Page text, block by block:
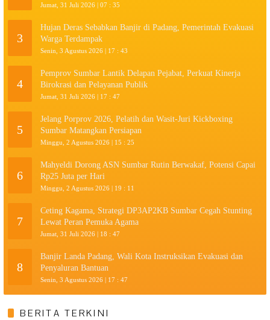
Jumat, 31 Juli 2026 | 07 : 35
3
Hujan Deras Sebabkan Banjir di Padang, Pemerintah Evakuasi
Warga Terdampak
Senin, 3 Agustus 2026 | 17 : 43
4
Pemprov Sumbar Lantik Delapan Pejabat, Perkuat Kinerja
Birokrasi dan Pelayanan Publik
Jumat, 31 Juli 2026 | 17 : 47
5
Jelang Porprov 2026, Pelatih dan Wasit-Juri Kickboxing
Sumbar Matangkan Persiapan
Minggu, 2 Agustus 2026 | 15 : 25
6
Mahyeldi Dorong ASN Sumbar Rutin Berwakaf, Potensi Capai
Rp25 Juta per Hari
Minggu, 2 Agustus 2026 | 19 : 11
7
Ceting Kagama, Strategi DP3AP2KB Sumbar Cegah Stunting
Lewat Peran Pemuka Agama
Jumat, 31 Juli 2026 | 18 : 47
8
Banjir Landa Padang, Wali Kota Instruksikan Evakuasi dan
Penyaluran Bantuan
Senin, 3 Agustus 2026 | 17 : 47
BERITA TERKINI